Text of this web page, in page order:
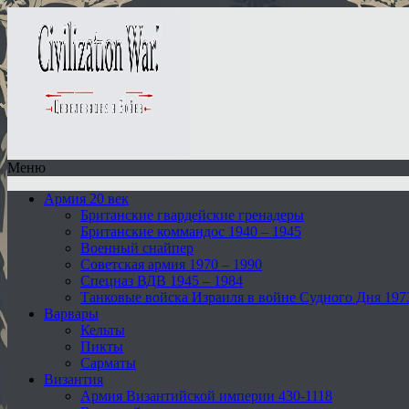
Меню
Армия 20 век
Британские гвардейские гренадеры
Британские коммандос 1940 – 1945
Военный снайпер
Советская армия 1970 – 1990
Спецназ ВДВ 1945 – 1984
Танковые войска Израиля в войне Судного Дня
Варвары
Кельты
Пикты
Сарматы
Византия
Армия Византийской империи 430-1118